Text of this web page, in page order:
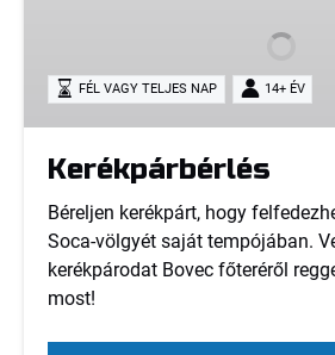
FÉL VAGY TELJES NAP 14+ ÉV
Kerékpárbérlés
Béreljen kerékpárt, hogy
Soca-völgyét saját tempójában.
kerékpárodat Bovec főteréről
most!